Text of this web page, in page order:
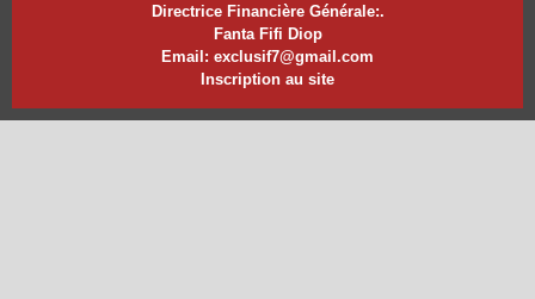
Directrice Financière Générale:.
Fanta Fifi Diop
Email: exclusif7@gmail.com
Inscription au site